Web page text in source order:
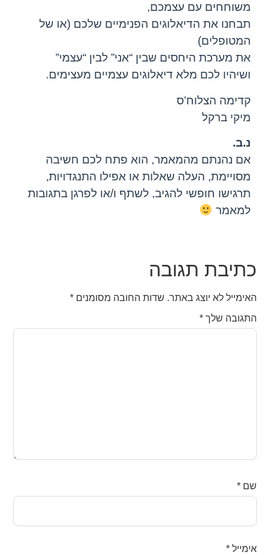
משוחחים עם עצמכם,
תבחנו את הדיאלוגים הפנימיים שלכם (או של
המטופלים)
את מערכת היחסים שבין “אני” לבין “עצמי”
ושיהיו לכם מלא דיאלוגים עצמיים מעצימים.
קדימה הצלוח’ס
מיקי ברקל
נ.ב.
אם נהנתם מהמאמר, הוא פתח לכם חשיבה
מסויימת, העלה שאלות או אפילו התנגדויות,
תרגישו חופשי להגיב, לשתף ו/או לפרגן בתגובות
למאמר
כתיבת תגובה
האימייל לא יוצג באתר. שדות החובה מסומנים*
התגובה שלך*
שם*
אימייל*